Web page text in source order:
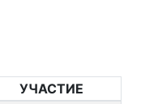
УЧАСТИЕ